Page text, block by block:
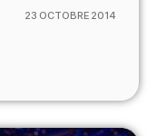
23 OCTOBRE 2014